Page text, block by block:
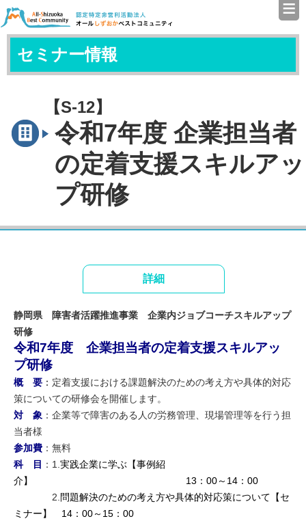
認定特定非営利活動法人（
≡
セミナー情報
【S-12】
令和7年度 企業担当者
の定着支援スキルアッ
プ研修
詳細
静岡県 障害者活躍推進事業 企業内ジョブコーチスキルアップ
研修
令和7年度 企業担当者の定着支援スキルアッ
プ研修
概 要 ： 定着支援における課題解決のための考え方や具体的対応
策についての研修会を開催します。
対 象 ：企業等で障害のある人の労務管理、現場管理等を行う担
当者様
参加費 ：無料
科 目 ：1. 実践企業に学ぶ【事例紹
介】 13：00～14：00
2. 問題解決のための考え方や具体的対応策について【セ
ミナー】 14：00～15：00